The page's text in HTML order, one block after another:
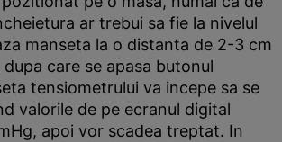
ar trebui sa fie la nivelul
manseta la o distanta de 2-3 cm
care se apasa butonul
tensiometrului va incepe sa se
valorile de pe ecranul digital
apoi vor scadea treptat. In